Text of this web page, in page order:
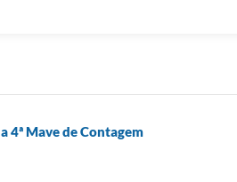
4ª Mave de Contagem